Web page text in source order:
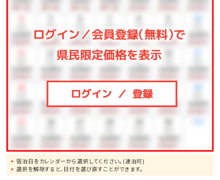
□ご家族に人気の屋外プールあり
小さなお子様連れのパパママも屋外プールだったら
お楽しみ頂けます♪
ここからも海の眺めを楽しめます！
※遊泳期間…４月～１０月末迄
□無料の展望大浴場
マリンスポーツやレジャーで 疲れた身体をのんびり
休めることのできる広々空間。
ここからも美しい海を眺めることができます！
※ご利用時間…06：00～10：00／15：00～24：00
※温泉ではございません
宿泊日をカレンダーから選択してください。(連泊可)
選択を解除すると、日付を選び直すことができます。